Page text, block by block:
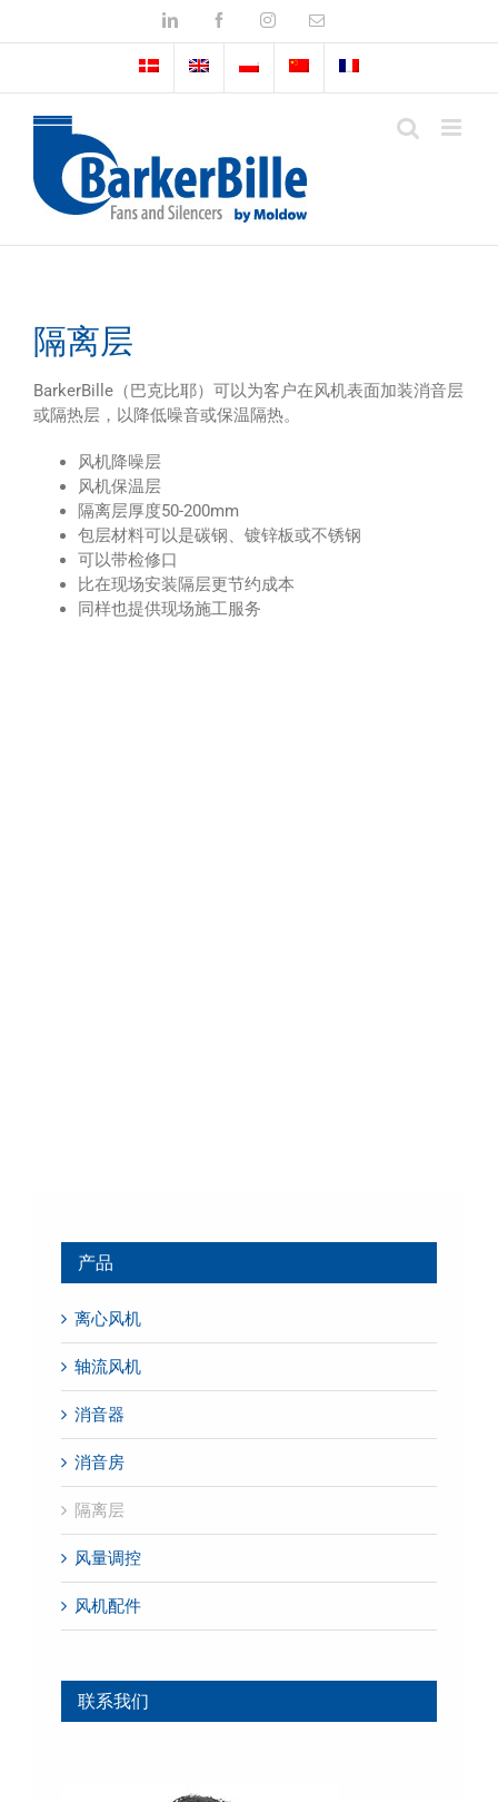
LinkedIn FacebookInstagramEmail
隔离层
BarkerBille（巴克比耶）可以为客户在风机表面加装消音层
或隔热层，以降低噪音或保温隔热。
风机降噪层
风机保温层
隔离层厚度50-200mm
包层材料可以是碳钢、镀锌板或不锈钢
可以带检修口
比在现场安装隔层更节约成本
同样也提供现场施工服务
产品
离心风机
轴流风机
消音器
消音房
隔离层
风量调控
风机配件
联系我们